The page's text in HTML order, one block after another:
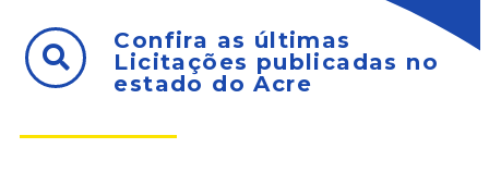
Confira as últimas
Licitações publicadas no
estado do Acre